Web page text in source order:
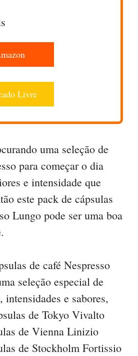
Livre
uma seleção de
para começar o dia
e intensidade que
este pack de cápsulas
Lungo pode ser uma boa
de café Nespresso
seleção especial de
intensidades e sabores,
de Tokyo Vivalto
de Vienna Linizio
de Stockholm Fortissio